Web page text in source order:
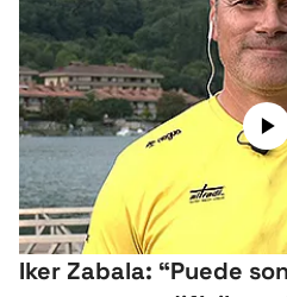
Iker Zabala: “Puede